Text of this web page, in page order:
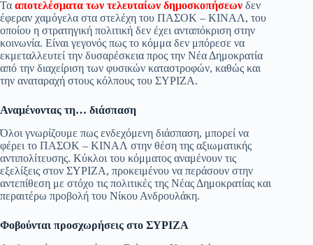
pp
m
στ
εί
τε
Τα αποτελέσματα των τελευταίων δημοσκοπήσεων δεν
έφεραν χαμόγελα στα στελέχη του ΠΑΣΟΚ – ΚΙΝΑΛ, του
οποίου η στρατηγική πολιτική δεν έχει ανταπόκριση στην
κοινωνία. Είναι γεγονός πως το κόμμα δεν μπόρεσε να
εκμεταλλευτεί την δυσαρέσκεια προς την Νέα Δημοκρατία
από την διαχείριση των φυσικών καταστροφών, καθώς και
την αναταραχή στους κόλπους του ΣΥΡΙΖΑ.
Αναμένοντας τη… διάσπαση
Όλοι γνωρίζουμε πως ενδεχόμενη διάσπαση, μπορεί να
φέρει το ΠΑΣΟΚ – ΚΙΝΑΛ στην θέση της αξιωματικής
αντιπολίτευσης. Κύκλοι του κόμματος αναμένουν τις
εξελίξεις στον ΣΥΡΙΖΑ, προκειμένου να περάσουν στην
αντεπίθεση με στόχο τις πολιτικές της Νέας Δημοκρατίας και
περαιτέρω προβολή του Νίκου Ανδρουλάκη.
Φοβούνται προσχωρήσεις στο ΣΥΡΙΖΑ